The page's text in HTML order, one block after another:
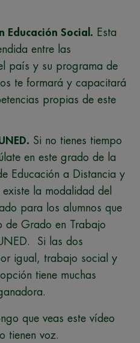
Educación Social. Esta
entre las
país y su programa de
te formará y capacitará
propias de este
Si no tienes tiempo
en este grado de la
Educación a Distancia y
la modalidad del
para los alumnos que
de Grado en Trabajo
Si las dos
igual, trabajo social y
tiene muchas
que veas este vídeo
tienen voz.